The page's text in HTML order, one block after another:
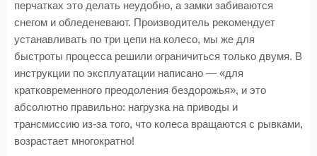
перчатках это делать неудобно, а замки забиваются
снегом и обледеневают. Производитель рекомендует
устанавливать по три цепи на колесо, мы же для
быстроты процесса решили ограничиться только двумя. В
инструкции по эксплуатации написано — «для
кратковременного преодоления бездорожья», и это
абсолютно правильно: нагрузка на приводы и
трансмиссию из-за того, что колеса вращаются с рывками,
возрастает многократно!